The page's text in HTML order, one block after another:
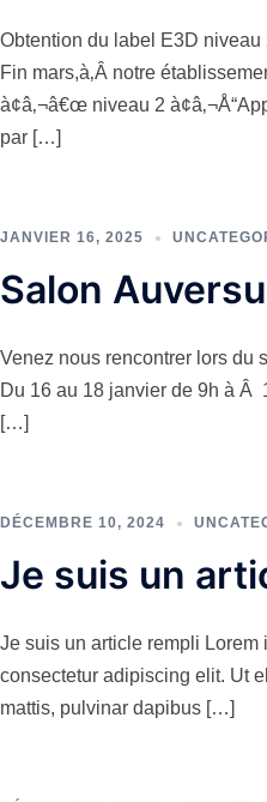
Obtention du label E3D niveau
Fin mars,à‚Â notre
à¢â‚¬â€œ niveau 2
par […]
JANVIER 16, 2025
Salon
Venez nous rencontrer lors du
Du 16 au 18 janvier de 9h à Â
[…]
DÉCEMBRE 10, 2024
Je suis un
Je suis un article rempli Lorem
consectetur adipiscing elit. Ut
mattis, pulvinar dapibus […]